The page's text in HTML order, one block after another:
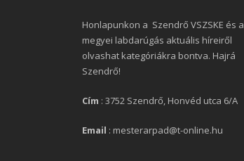
Honlapunkon a Szendrő VSZSKE és a
megyei labdarúgás aktuális híreiről
olvashat kategóriákra bontva. Hajrá
Szendrő!
Cím : 3752 Szendrő, Honvéd utca 6/A
Email : mesterarpad@t-online.hu